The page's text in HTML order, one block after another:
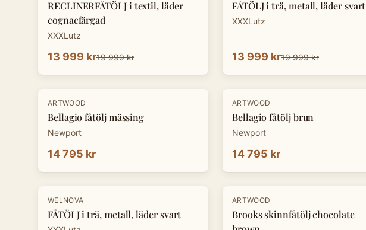
RECLINERFÅTÖLJ i textil, läder
cognacfärgad
XXXLutz
13 999 kr19 999 kr
FÅTÖLJ i trä, metall, läder svart
XXXLutz
13 999 kr19 999 kr
ARTWOOD
Bellagio fåtölj mässing
Newport
14 795 kr
ARTWOOD
Bellagio fåtölj brun
Newport
14 795 kr
-30 %
WELNOVA
FÅTÖLJ i trä, metall, läder svart
-20%
ARTWOOD
Brooks skinnfåtölj chocolate